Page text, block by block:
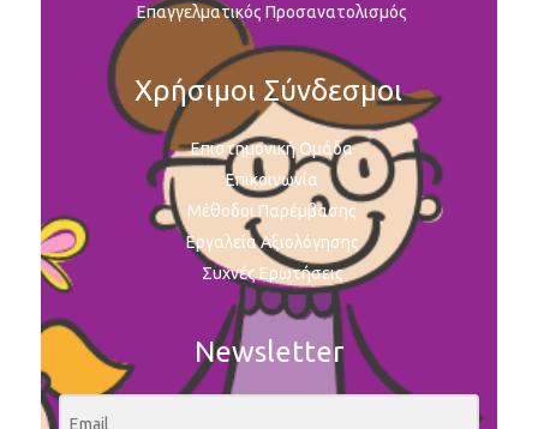
Επαγγελματικός Προσανατολισμός
Χρήσιμοι Σύνδεσμοι
Επιστημονική Ομάδα
Επικοινωνία
Μέθοδοι Παρέμβασης
Εργαλεία Αξιολόγησης
Συχνές Ερωτήσεις
Newsletter